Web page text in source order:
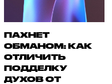
ПАХНЕТ
ОБМАНОМ: КАК
ОТЛИЧИТЬ
ПОДДЕЛКУ
ДУХОВ ОТ